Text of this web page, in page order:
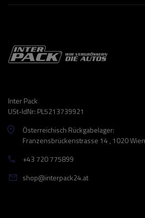
Inter Pack
USt-IdNr: PL5213739921
Österreichisch Rückgabelager:
Franzensbrückenstrasse 14 , 1020 Wien
+43 720 775899
shop@interpack24.at